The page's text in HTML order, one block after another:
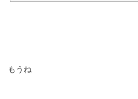
果を期待しながら、今と同じ行動を繰り返して
もうね